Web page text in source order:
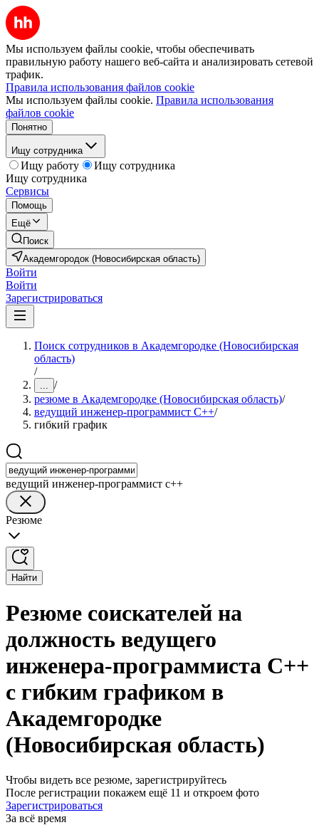
Мы используем файлы cookie, чтобы обеспечивать
правильную работу нашего веб-сайта и анализировать сетевой
трафик.
Правила использования файлов cookie
Мы используем файлы cookie. Правила использования
файлов cookie
Понятно
Ищу сотрудника
Ищу работу
Ищу сотрудника
Ищу сотрудника
Сервисы
Помощь
Ещё
Поиск
Академгородок (Новосибирская область)
Войти
Войти
Зарегистрироваться
Поиск сотрудников в Академгородке (Новосибирская
область)
/
... /
резюме в Академгородке (Новосибирская область)/
ведущий инженер-программист C++/
гибкий график
ведущий инженер-программист c++
Резюме
Найти
Резюме соискателей на
должность ведущего
инженера-программиста C++
с гибким графиком в
Академгородке
(Новосибирская область)
Чтобы видеть все резюме, зарегистрируйтесь
После регистрации покажем ещё 11 и откроем фото
Зарегистрироваться
За всё время